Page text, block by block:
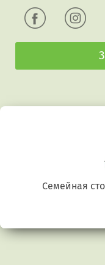
Семейная